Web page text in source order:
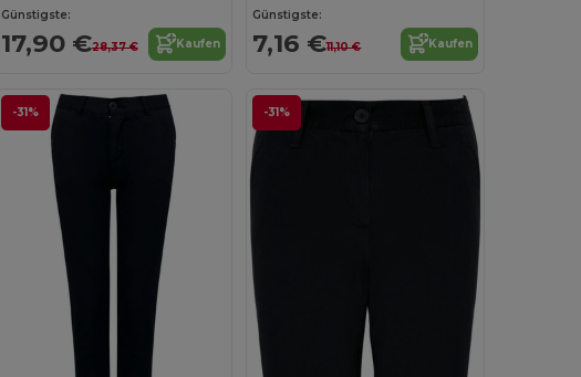
Günstigste:
17,90 €28,37 € Kaufen
Günstigste:
7,16 €11,10 € Kaufen
-31% -31%